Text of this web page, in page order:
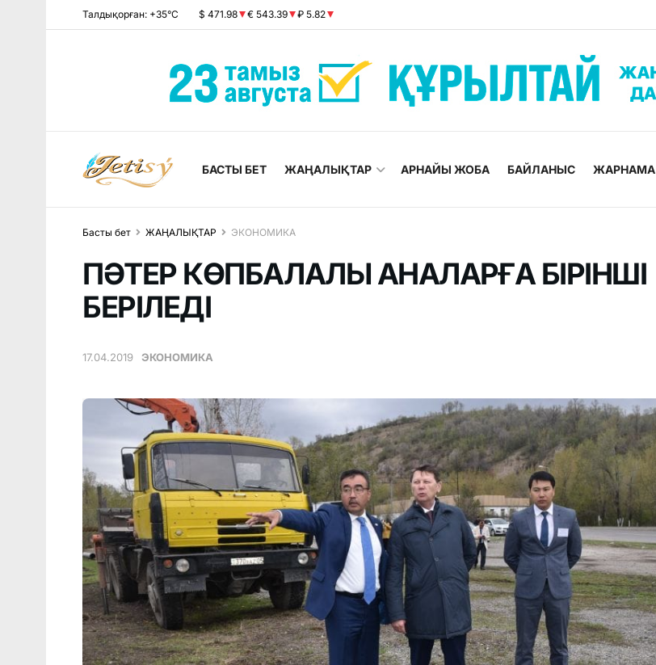
Талдықорған: +35°C $ 471.98 € 543.39 ₽ 5.82
БАСТЫ БЕТ ЖАҢАЛЫҚТАР АРНАЙЫ ЖОБА БАЙЛАНЫС ЖАРНАМА
Басты бет ЖАҢАЛЫҚТАР ЭКОНОМИКА
ПӘТЕР КӨПБАЛАЛЫ АНАЛАРҒА БІРІНШІ
БЕРІЛЕДІ
17.04.2019 ЭКОНОМИКА